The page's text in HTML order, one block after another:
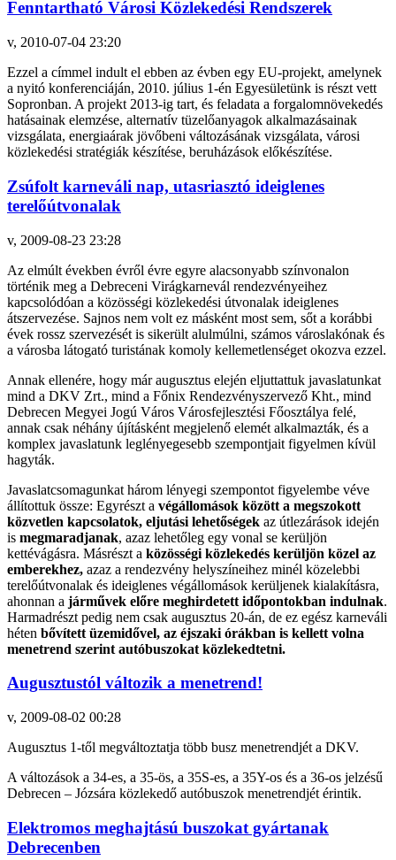
Fenntartható Városi Közlekedési Rendszerek
v, 2010-07-04 23:20
Ezzel a címmel indult el ebben az évben egy EU-projekt, amelynek
a nyitó konferenciáján, 2010. július 1-én Egyesületünk is részt vett
Sopronban. A projekt 2013-ig tart, és feladata a forgalomnövekedés
hatásainak elemzése, alternatív tüzelőanyagok alkalmazásainak
vizsgálata, energiaárak jövőbeni változásának vizsgálata, városi
közlekedési stratégiák készítése, beruházások előkészítése.
Zsúfolt karneváli nap, utasriasztó ideiglenes
terelőútvonalak
v, 2009-08-23 23:28
Az elmúlt években évről évre egyre alacsonyabb színvonalon
történik meg a Debreceni Virágkarnevál rendezvényeihez
kapcsolódóan a közösségi közlekedési útvonalak ideiglenes
átszervezése. Sajnos nem volt ez másként most sem, sőt a korábbi
évek rossz szervezését is sikerült alulmúlni, számos városlakónak és
a városba látogató turistának komoly kellemetlenséget okozva ezzel.
Annak ellenére, hogy már augusztus elején eljuttattuk javaslatunkat
mind a DKV Zrt., mind a Főnix Rendezvényszervező Kht., mind
Debrecen Megyei Jogú Város Városfejlesztési Főosztálya felé,
annak csak néhány újításként megjelenő elemét alkalmazták, és a
komplex javaslatunk leglényegesebb szempontjait figyelmen kívül
hagyták.
Javaslatcsomagunkat három lényegi szempontot figyelembe véve
állítottuk össze: Egyrészt a végállomások között a megszokott
közvetlen kapcsolatok, eljutási lehetőségek az útlezárások idején
is megmaradjanak, azaz lehetőleg egy vonal se kerüljön
kettévágásra. Másrészt a közösségi közlekedés kerüljön közel az
emberekhez, azaz a rendezvény helyszíneihez minél közelebbi
terelőútvonalak és ideiglenes végállomások kerüljenek kialakításra,
ahonnan a járművek előre meghirdetett időpontokban indulnak.
Harmadrészt pedig nem csak augusztus 20-án, de ez egész karneváli
héten bővített üzemidővel, az éjszaki órákban is kellett volna
menetrend szerint autóbuszokat közlekedtetni.
Augusztustól változik a menetrend!
v, 2009-08-02 00:28
Augusztus 1-től megváltoztatja több busz menetrendjét a DKV.
A változások a 34-es, a 35-ös, a 35S-es, a 35Y-os és a 36-os jelzésű
Debrecen – Józsára közlekedő autóbuszok menetrendjét érintik.
Elektromos meghajtású buszokat gyártanak
Debrecenben